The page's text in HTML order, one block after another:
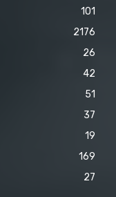
101
2176
26
42
51
37
19
169
27